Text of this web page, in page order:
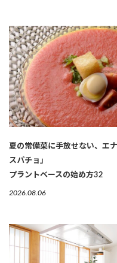
夏の常備菜に手放せない、エ
スパチョ」
プラントベースの始め方32
2026.08.06